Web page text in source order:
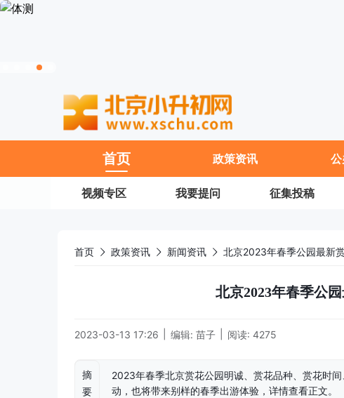
首页 政策资讯
视频专区 我要提问 征集投稿
首页 政策资讯 新闻资讯 北京2023年春季公园最新
北京2023年春季公
2023-03-13 17:26 编辑: 苗子 阅读: 4275
摘
要
2023年春季北京赏花公园明诚、赏花品种、赏花时
动，也将带来别样的春季出游体验，详情查看正文。